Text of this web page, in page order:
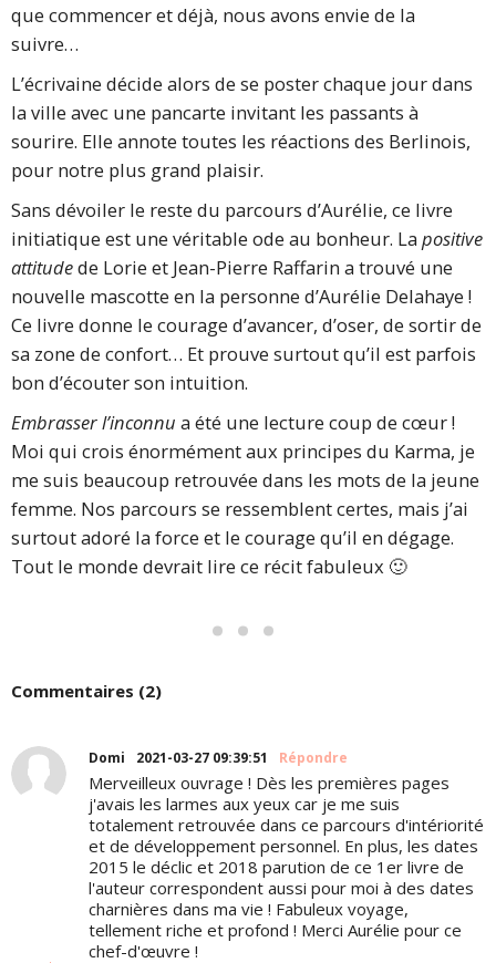
que commencer et déjà, nous avons envie de la
suivre…
L’écrivaine décide alors de se poster chaque jour dans
la ville avec une pancarte invitant les passants à
sourire. Elle annote toutes les réactions des Berlinois,
pour notre plus grand plaisir.
Sans dévoiler le reste du parcours d’Aurélie, ce livre
initiatique est une véritable ode au bonheur. La positive
attitudede Lorie et Jean-Pierre Raffarin a trouvé une
nouvelle mascotte en la personne d’Aurélie Delahaye !
Ce livre donne le courage d’avancer, d’oser, de sortir de
sa zone de confort… Et prouve surtout qu’il est parfois
bon d’écouter son intuition.
Embrasser l’inconnu a été une lecture coup de cœur !
Moi qui crois énormément aux principes du Karma, je
me suis beaucoup retrouvée dans les mots de la jeune
femme. Nos parcours se ressemblent certes, mais j’ai
surtout adoré la force et le courage qu’il en dégage.
Tout le monde devrait lire ce récit fabuleux 🙂
Commentaires (2)
Domi 2021-03-27 09:39:51 Répondre
Merveilleux ouvrage ! Dès les premières pages
j'avais les larmes aux yeux car je me suis
totalement retrouvée dans ce parcours d'intériorité
et de développement personnel. En plus, les dates
2015 le déclic et 2018 parution de ce 1er livre de
l'auteur correspondent aussi pour moi à des dates
charnières dans ma vie ! Fabuleux voyage,
tellement riche et profond ! Merci Aurélie pour ce
chef-d'œuvre !